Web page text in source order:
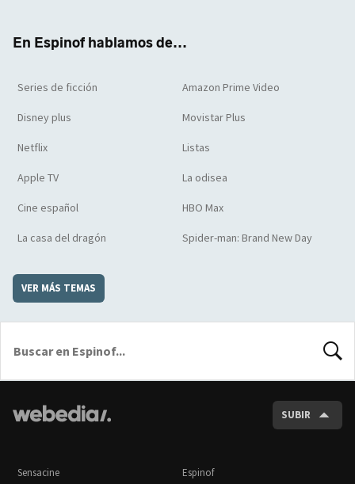
En Espinof hablamos de...
Series de ficción Amazon Prime Video
Disney plus Movistar Plus
Netflix Listas
Apple TV La odisea
Cine español HBO Max
La casa del dragón Spider-man: Brand New Day
VER MÁS TEMAS
SUBIR
Sensacine Espinof